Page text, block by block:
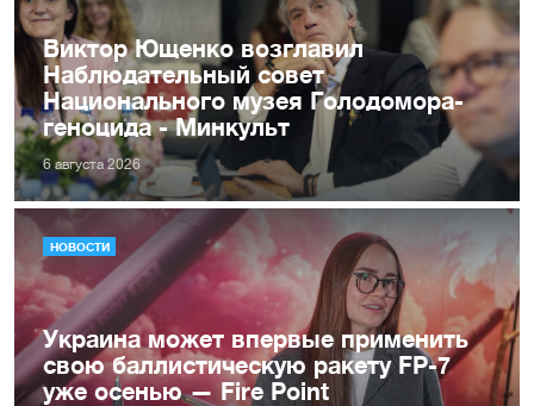
Виктор Ющенко возглавил
Наблюдательный совет
Национального музея Голодомора-
геноцида - Минкульт
6 августа 2026
НОВОСТИ
Украина может впервые применить
свою баллистическую ракету FP-7
уже осенью — Fire Point